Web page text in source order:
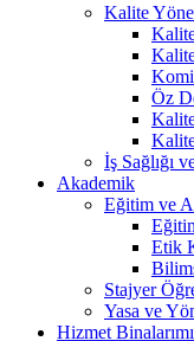
Kalite
Öz
İş Sağlığı
Akademik
Eğitim ve
Etik
Stajyer
Yasa ve
Hizmet